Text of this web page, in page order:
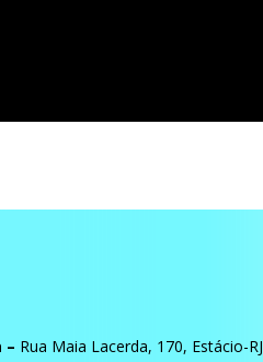
– Rua Maia Lacerda, 170, Estácio-RJ